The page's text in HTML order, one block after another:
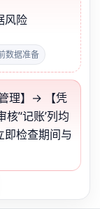
风险
数据准备
理】→ 【凭
’‘记账’列均
即检查期间与